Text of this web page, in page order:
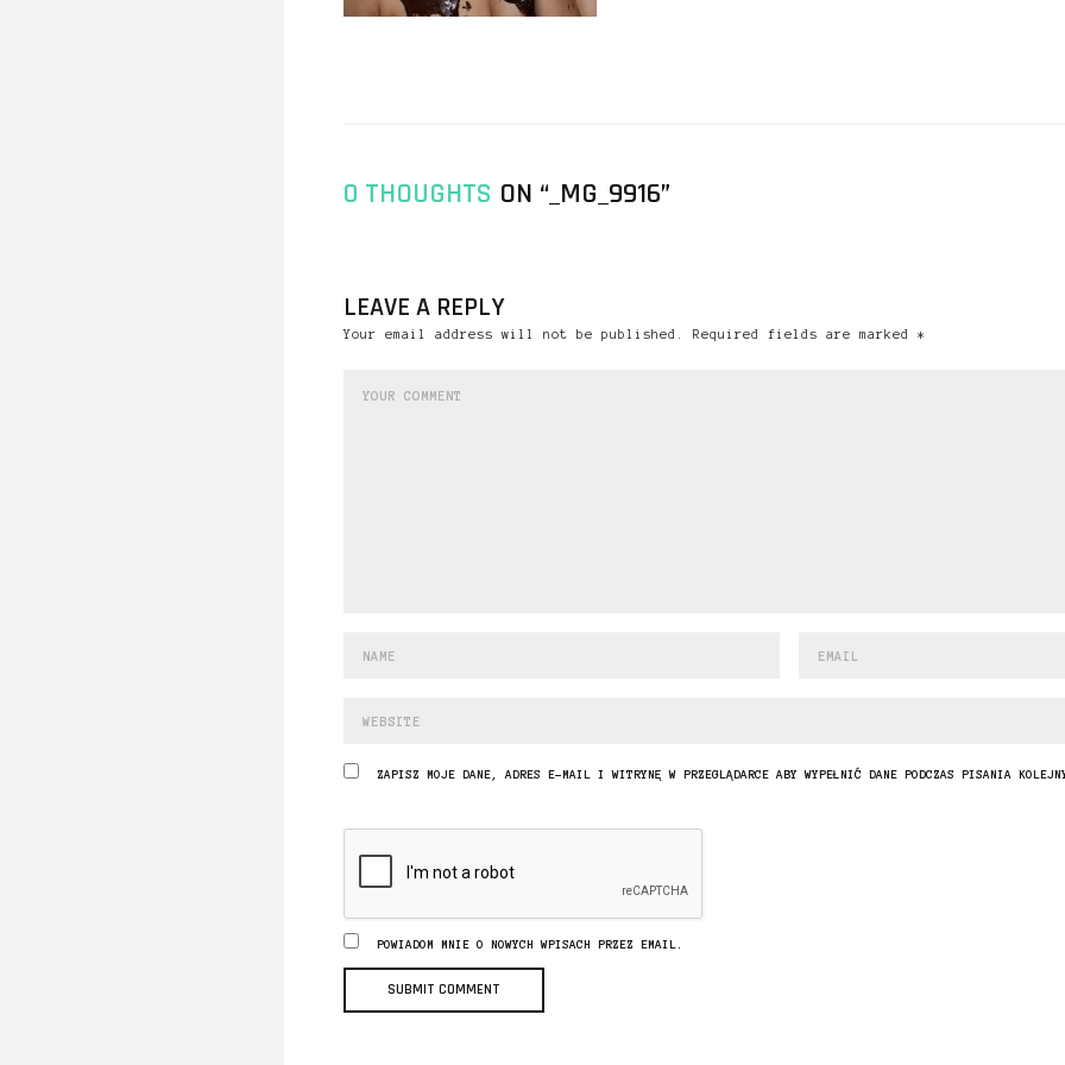
0 THOUGHTS ON “_MG_9916”
LEAVE A REPLY
Your email address will not be published. Required fields are marked *
ZAPISZ MOJE DANE, ADRES E-MAIL I WITRYNĘ W PRZEGLĄDARCE ABY WYPEŁNIĆ DANE PODCZAS PISANIA
POWIADOM MNIE O NOWYCH WPISACH PRZEZ EMAIL.